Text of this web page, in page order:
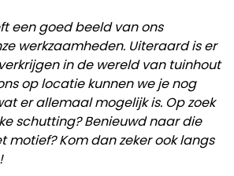
een goed beeld van ons
werkzaamheden. Uiteraard is er
in de wereld van tuinhout
op locatie kunnen we je nog
er allemaal mogelijk is. Op zoek
schutting? Benieuwd naar die
motief? Kom dan zeker ook langs